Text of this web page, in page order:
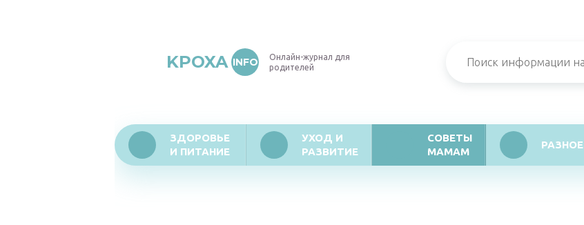
KPOXA INFO
Онлайн-журнал для
родителей
ЗДОРОВЬЕ
И ПИТАНИЕ
УХОД И
РАЗВИТИЕ
СОВЕТЫ
МАМАМ
РАЗНОЕ